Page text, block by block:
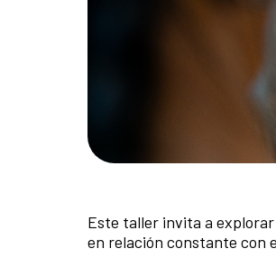
Este taller invita a
en relación constante con